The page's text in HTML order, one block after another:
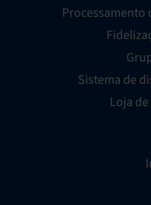
Processamento
Sistema de
Loja